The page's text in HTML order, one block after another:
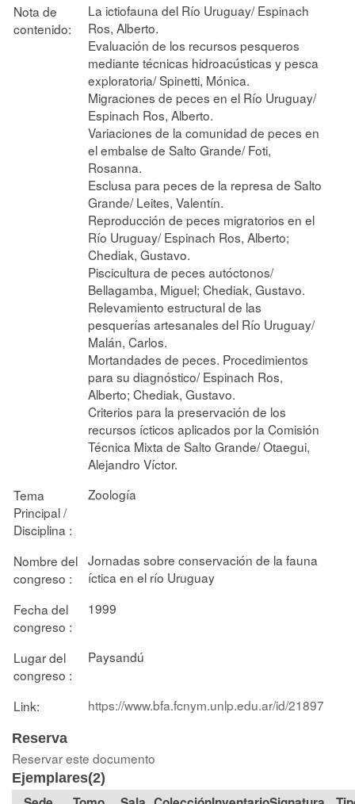
Nota de
contenido:
La ictiofauna del Río Uruguay/ Espinach
Ros, Alberto.
Evaluación de los recursos pesqueros
mediante técnicas hidroacústicas y pesca
exploratoria/ Spinetti, Mónica.
Migraciones de peces en el Río Uruguay/
Espinach Ros, Alberto.
Variaciones de la comunidad de peces en
el embalse de Salto Grande/ Foti,
Rosanna.
Esclusa para peces de la represa de Salto
Grande/ Leites, Valentín.
Reproducción de peces migratorios en el
Río Uruguay/ Espinach Ros, Alberto;
Chediak, Gustavo.
Piscicultura de peces autóctonos/
Bellagamba, Miguel; Chediak, Gustavo.
Relevamiento estructural de las
pesquerías artesanales del Río Uruguay/
Malán, Carlos.
Mortandades de peces. Procedimientos
para su diagnóstico/ Espinach Ros,
Alberto; Chediak, Gustavo.
Criterios para la preservación de los
recursos ícticos aplicados por la Comisión
Técnica Mixta de Salto Grande/ Otaegui,
Alejandro Víctor.
Tema
Principal /
Disciplina :
Zoología
Nombre del
congreso :
Jornadas sobre conservación de la fauna
íctica en el río Uruguay
Fecha del
congreso :
1999
Lugar del
congreso :
Paysandú
Link: https://www.bfa.fcnym.unlp.edu.ar/id/21897
Reserva
Reservar este documento
Ejemplares(2)